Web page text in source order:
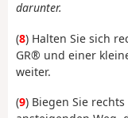
darunter.
(8) Halten Sie sich
GR® und einer
weiter.
(9) Biegen Sie